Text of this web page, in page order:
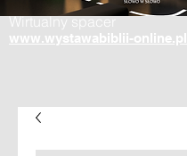
Wirtualny spacer
www.wystawabiblii-online.pl